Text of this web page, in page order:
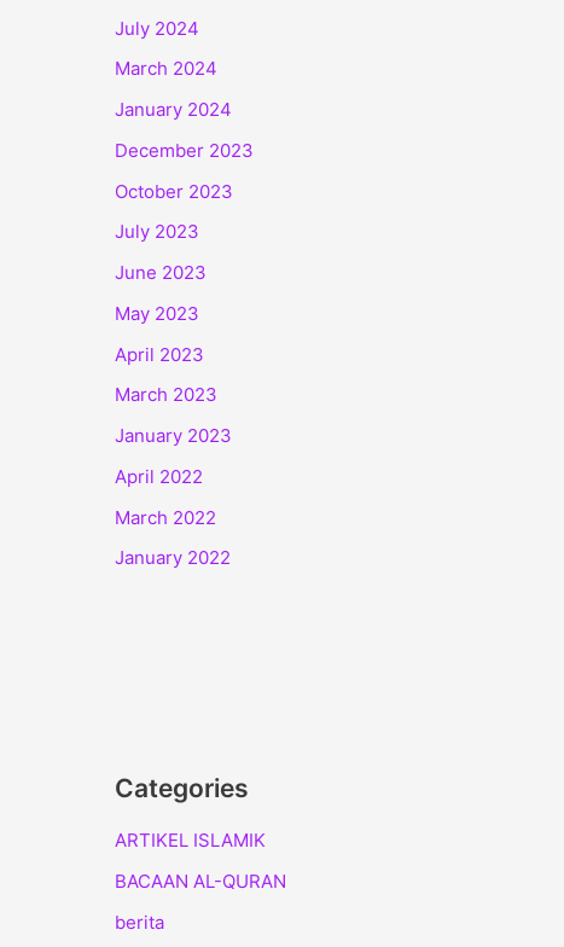
July 2024
March 2024
January 2024
December 2023
October 2023
July 2023
June 2023
May 2023
April 2023
March 2023
January 2023
April 2022
March 2022
January 2022
Categories
ARTIKEL ISLAMIK
BACAAN AL-QURAN
berita